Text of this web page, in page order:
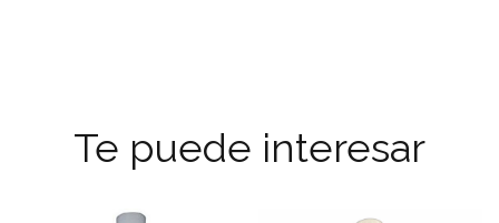
Te puede interesar